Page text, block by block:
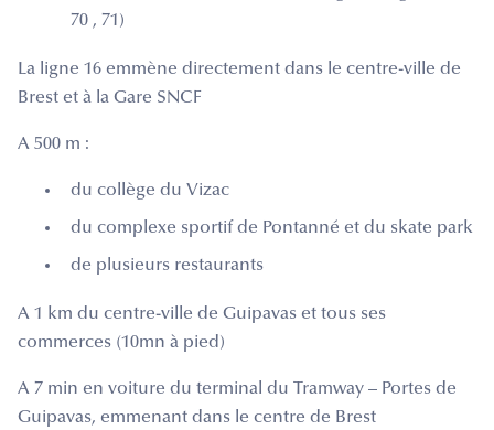
70 , 71)
La ligne 16 emmène directement dans le centre-ville de
Brest et à la Gare SNCF
A 500 m :
du collège du Vizac
du complexe sportif de Pontanné et du skate park
de plusieurs restaurants
A 1 km du centre-ville de Guipavas et tous ses
commerces (10mn à pied)
A 7 min en voiture du terminal du Tramway – Portes de
Guipavas, emmenant dans le centre de Brest